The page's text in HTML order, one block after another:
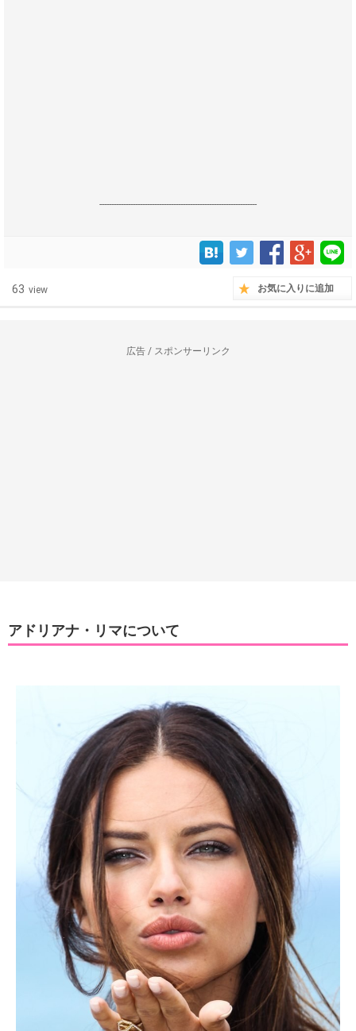
------------------------------------------------------------------
63 view お気に入りに追加
広告 / スポンサーリンク
アドリアナ・リマについて